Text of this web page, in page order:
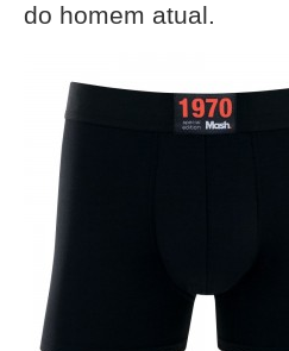
do homem atual.